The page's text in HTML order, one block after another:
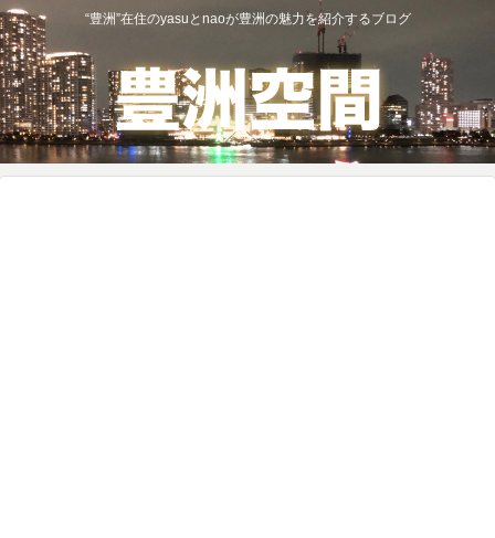
“豊洲”在住のyasuとnaoが豊洲の魅力を紹介するブログ